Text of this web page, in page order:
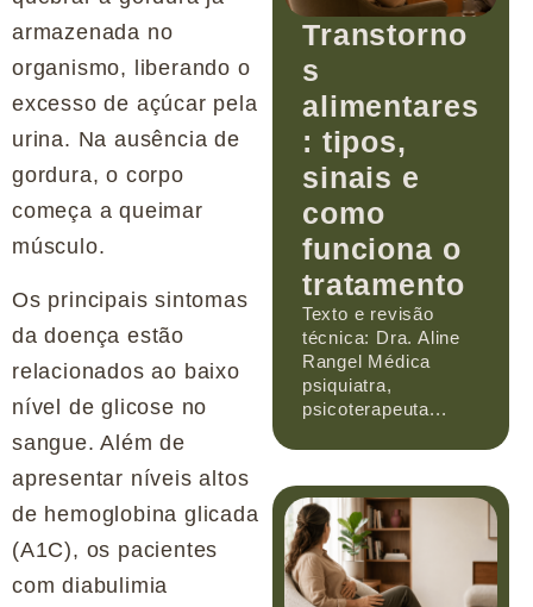
armazenada no
organismo, liberando o
excesso de açúcar pela
urina. Na ausência de
gordura, o corpo
começa a queimar
músculo.
Os principais sintomas
da doença estão
relacionados ao baixo
nível de glicose no
sangue. Além de
apresentar níveis altos
de hemoglobina glicada
(A1C), os pacientes
com diabulimia
Transtorno
s
alimentares
: tipos,
sinais e
como
funciona o
tratamento
Texto e revisão
técnica: Dra. Aline
Rangel Médica
psiquiatra,
psicoterapeuta...